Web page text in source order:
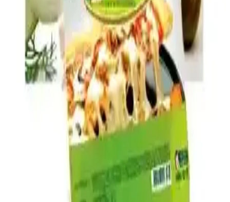
Brüksel Lahanası Tariflerinde Pişirme Teknikleri ve
Lezzet Kombinasyonları Rehberi
Brüksel lahanasının fırınlama, kızartma, soteleme gibi pişirme
teknikleri ve pastırma, peynir, tatlandırıcılar gibi malzemelerle
zenginleştirilmesiyle ortaya çıkan çeşitli tarifler ve ipuçları
sunuluyor.
Ev Yapımı 1 Dolarlık Yumurta ve Peynirli Hot
Pocket Tarifi ve Hazırlama Yöntemleri
Ev yapımı yumurta ve peynirli hot pocket, düşük maliyeti ve pratik
hazırlanışıyla sağlıklı ve besleyici bir alternatif sunar. Kolay hamur
yapımı ve zengin iç malzemelerle evde hızlıca hazırlanabilir.
Galactago Süt Ürünleri: Doğal ve Yüksek Kalite
Standartlarıyla Sağlıklı Beslenme Seçenekleri
Galactago, doğal içeriklerle üretilen süt, yoğurt, peynir ve tereyağı
ile sağlıklı ve hijyenik ürünler sunar, günlük beslenmede güvenle